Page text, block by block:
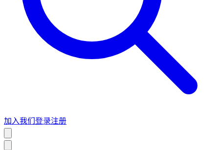
加入我们登录注册